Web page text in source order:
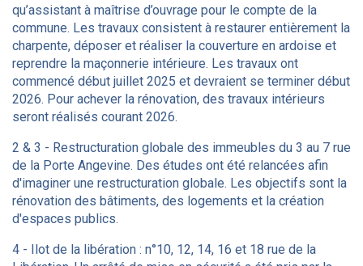
qu’assistant à maîtrise d’ouvrage pour le compte de la
commune. Les travaux consistent à restaurer entièrement la
charpente, déposer et réaliser la couverture en ardoise et
reprendre la maçonnerie intérieure. Les travaux ont
commencé début juillet 2025 et devraient se terminer début
2026. Pour achever la rénovation, des travaux intérieurs
seront réalisés courant 2026.
2 & 3 - Restructuration globale des immeubles du 3 au 7 rue
de la Porte Angevine. Des études ont été relancées afin
d'imaginer une restructuration globale. Les objectifs sont la
rénovation des bâtiments, des logements et la création
d'espaces publics.
4 - Ilot de la libération : n°10, 12, 14, 16 et 18 rue de la